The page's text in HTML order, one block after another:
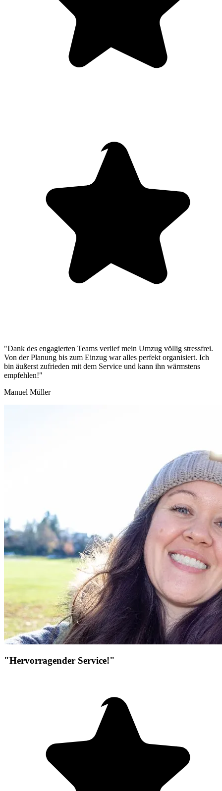
"Dank des engagierten Teams verlief mein Umzug völlig stressfrei.
Von der Planung bis zum Einzug war alles perfekt organisiert. Ich
bin äußerst zufrieden mit dem Service und kann ihn wärmstens
empfehlen!"
Manuel Müller
"Hervorragender Service!"